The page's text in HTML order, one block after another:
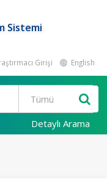
Sistemi
Girişi English
Detaylı Arama